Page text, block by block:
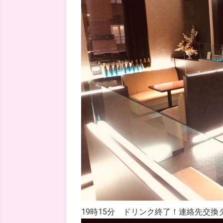
19時15分 ドリンク終了！連絡先交換